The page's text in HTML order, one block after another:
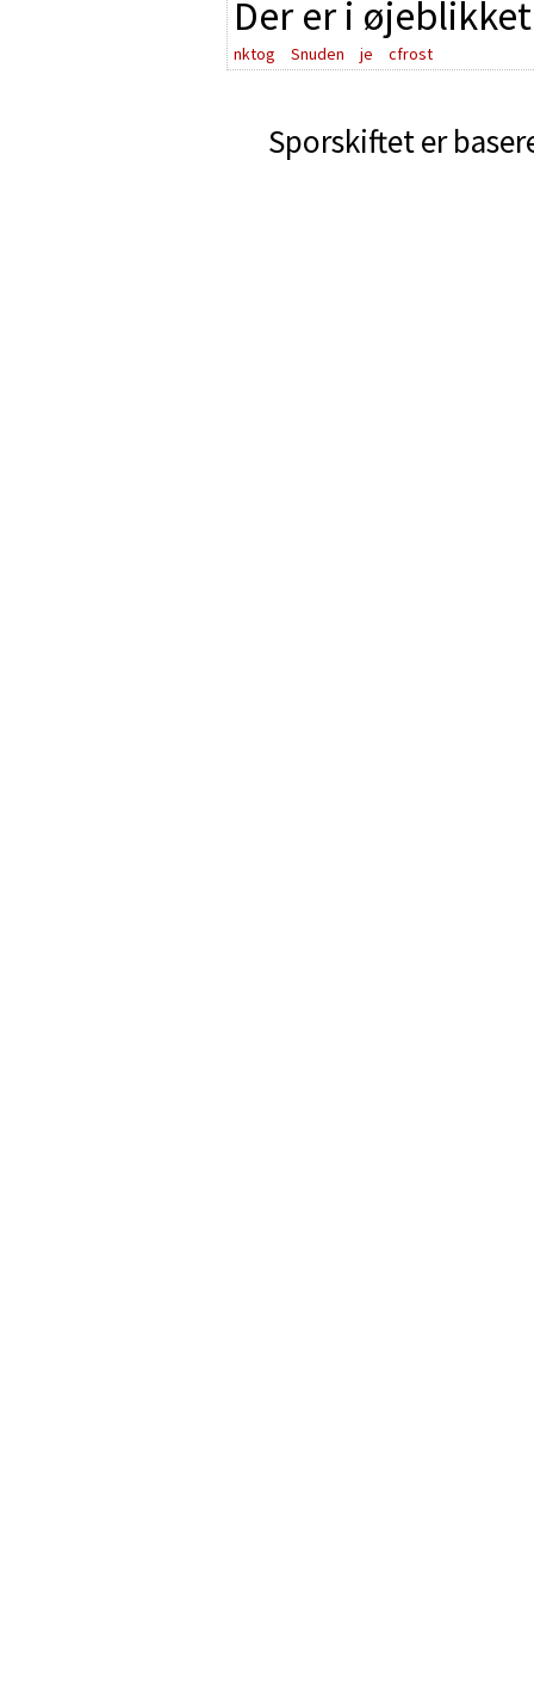
Der er i
nktog Snuden je cfrost
Sporskiftet er